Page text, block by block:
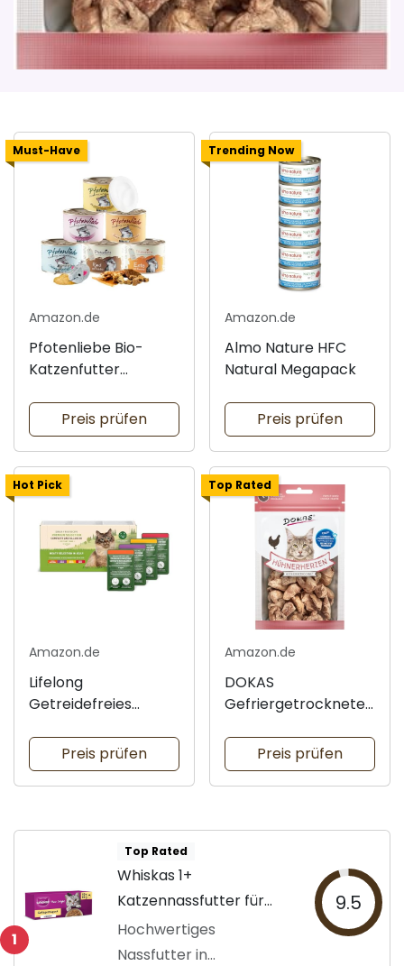
Must-Have
Amazon.de
Pfotenliebe Bio-
Katzenfutter
Preis prüfen
Trending Now
Amazon.de
Almo Nature HFC
Natural Megapack
Preis prüfen
Hot Pick
Amazon.de
Lifelong
Getreidefreies
KatzenPreis prüfen
Top Rated
Amazon.de
DOKAS
Gefriergetrocknete
Preis prüfen
1
Top Rated
Whiskas 1+
Katzennassfutter für
Katzen
Hochwertiges
Nassfutter in
9.5